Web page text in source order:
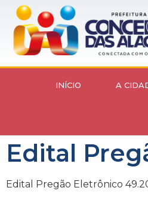
INÍCIO A
Edital
Edital Pregão Eletrônico